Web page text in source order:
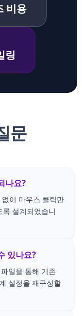
비용
링
문
나요?
이 마우스 클릭만
설계되었습니
있나요?
일을 통해 기존
설정을 재구성할